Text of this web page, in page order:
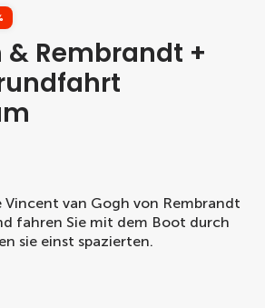
& Rembrandt +
Vincent van Gogh von Rembrandt
fahren Sie mit dem Boot durch
sie einst spazierten.